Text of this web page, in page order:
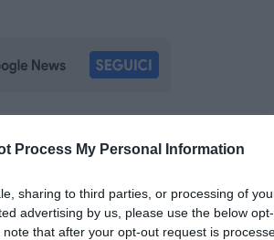
Process My Personal Information
sharing to third parties, or processing of
advertising by us, please use the below
that after your opt-out request is
di posta.